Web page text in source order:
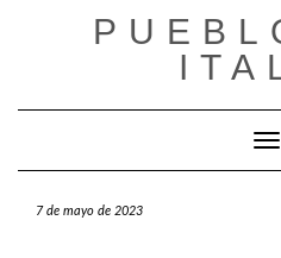
7 de mayo de 2023